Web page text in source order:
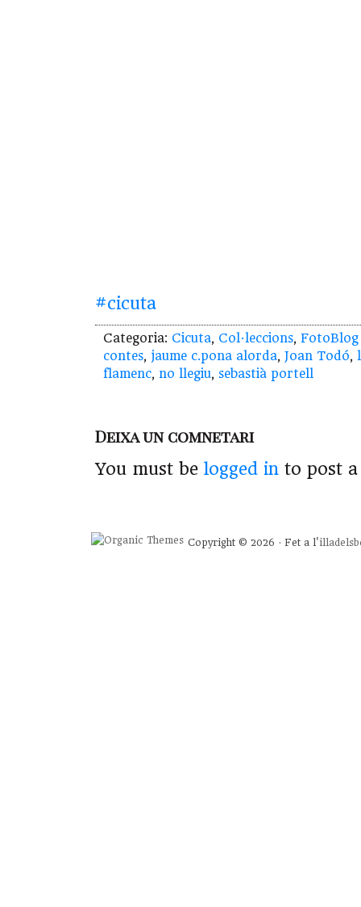
#cicuta
Categoria: Cicuta, Col·leccions, FotoBlog
contes, jaume c.pona alorda, Joan Todó,
flamenc, no llegiu, sebastià portell
Deixa un comnetari
You must be logged in to post
Copyright © 2026 · Fet a l'